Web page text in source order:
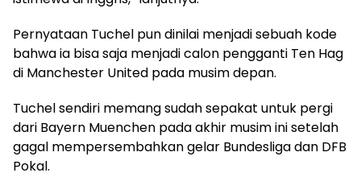
Pernyataan Tuchel pun dinilai menjadi sebuah kode
bahwa ia bisa saja menjadi calon pengganti Ten Hag
di Manchester United pada musim depan.
Tuchel sendiri memang sudah sepakat untuk pergi
dari Bayern Muenchen pada akhir musim ini setelah
gagal mempersembahkan gelar Bundesliga dan DFB
Pokal.